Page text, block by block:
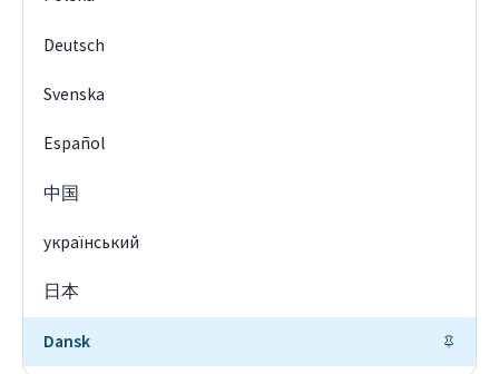
Deutsch
Svenska
Español
中国
український
日本
Dansk